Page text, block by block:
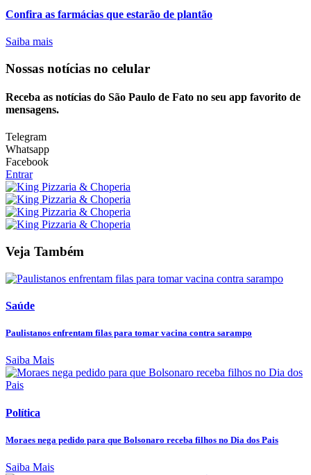
Confira as farmácias que estarão de plantão
Saiba mais
Nossas notícias no celular
Receba as notícias do São Paulo de Fato no seu app favorito de
mensagens.
Telegram
Whatsapp
Facebook
Entrar
Veja Também
Saúde
Paulistanos enfrentam filas para tomar vacina contra sarampo
Saiba Mais
Política
Moraes nega pedido para que Bolsonaro receba filhos no Dia dos Pais
Saiba Mais